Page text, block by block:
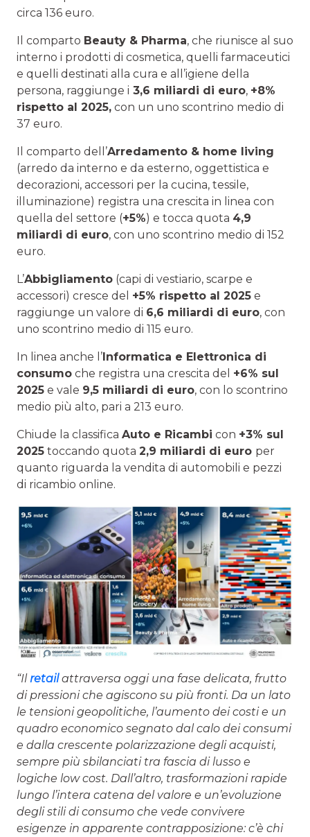
circa 136 euro.
Il comparto Beauty & Pharma, che riunisce al suo
interno i prodotti di cosmetica, quelli farmaceutici
e quelli destinati alla cura e all’igiene della
persona, raggiunge i 3,6 miliardi di euro, +8%
rispetto al 2025, con un uno scontrino medio di
37 euro.
Il comparto dell’Arredamento & home living
(arredo da interno e da esterno, oggettistica e
decorazioni, accessori per la cucina, tessile,
illuminazione) registra una crescita in linea con
quella del settore (+5%) e tocca quota 4,9
miliardi di euro, con uno scontrino medio di 152
euro.
L’Abbigliamento (capi di vestiario, scarpe e
accessori) cresce del +5% rispetto al 2025 e
raggiunge un valore di 6,6 miliardi di euro, con
uno scontrino medio di 115 euro.
In linea anche l’Informatica e Elettronica di
consumo che registra una crescita del +6% sul
2025 e vale 9,5 miliardi di euro, con lo scontrino
medio più alto, pari a 213 euro.
Chiude la classifica Auto e Ricambi con +3% sul
2025 toccando quota 2,9 miliardi di euro per
quanto riguarda la vendita di automobili e pezzi
di ricambio online.
“Il retailattraversa oggi una fase delicata, frutto
di pressioni che agiscono su più fronti. Da un lato
le tensioni geopolitiche, l’aumento dei costi e un
quadro economico segnato dal calo dei consumi
e dalla crescente polarizzazione degli acquisti,
sempre più sbilanciati tra fascia di lusso e
logiche low cost. Dall’altro, trasformazioni rapide
lungo l’intera catena del valore e un’evoluzione
degli stili di consumo che vede convivere
esigenze in apparente contrapposizione: c’è chi